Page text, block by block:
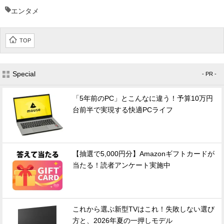
エンタメ
TOP
Special - PR -
「5年前のPC」とこんなに違う！予算10万円
台前半で実現する快適PCライフ
【抽選で5,000円分】Amazonギフトカードが
当たる！読者アンケート実施中
これから選ぶ新型TVはこれ！失敗しない選び
方と、2026年夏の一押しモデル